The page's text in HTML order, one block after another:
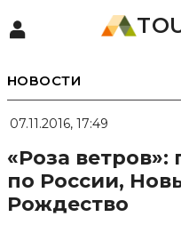
НОВОСТИ
07.11.2016, 17:49
«Роза
по России,
Рождество